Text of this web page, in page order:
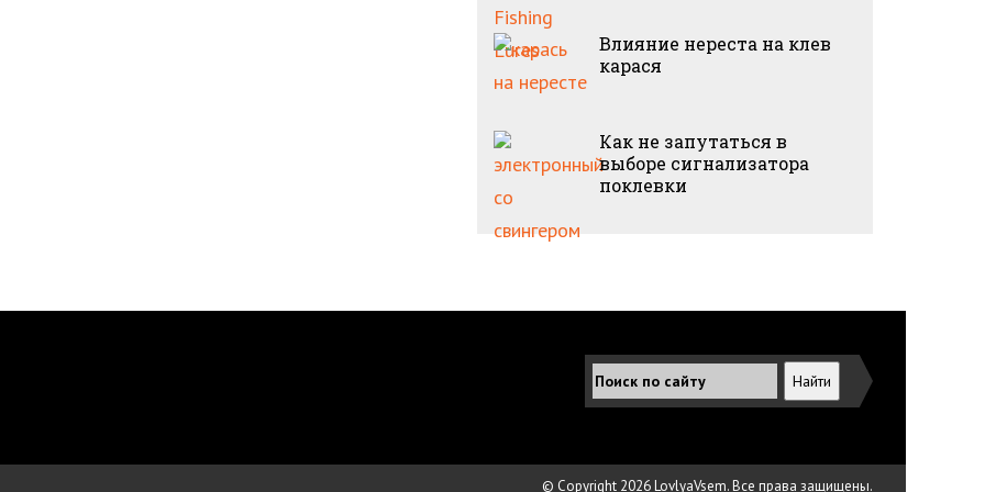
Влияние нереста на клев
карася
Как не запутаться в
выборе сигнализатора
поклевки
© Copyright 2026 LovlyaVsem. Все права защищены.